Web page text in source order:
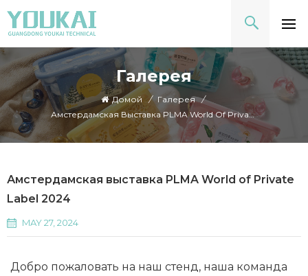
Галерея
Домой / Галерея /
Амстердамская Выставка PLMA World Of Private Label 2024
Амстердамская выставка PLMA World of Private
Label 2024
MAY 27, 2024
Добро пожаловать на наш стенд, наша команда